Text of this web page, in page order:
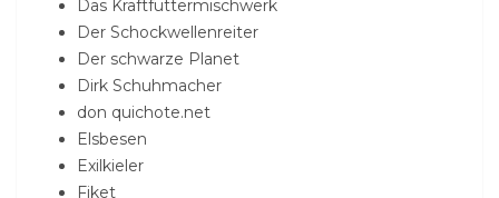
Das Kraftfuttermischwerk
Der Schockwellenreiter
Der schwarze Planet
Dirk Schuhmacher
don quichote.net
Elsbesen
Exilkieler
Fiket